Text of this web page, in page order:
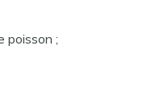
poisson ;